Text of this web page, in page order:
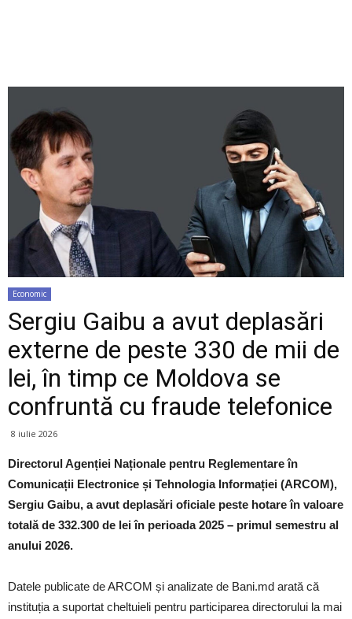
Economic
Sergiu Gaibu a avut deplasări
externe de peste 330 de mii de
lei, în timp ce Moldova se
confruntă cu fraude telefonice
8 iulie 2026
Directorul Agenției Naționale pentru Reglementare în
Comunicații Electronice și Tehnologia Informației (ARCOM),
Sergiu Gaibu, a avut deplasări oficiale peste hotare în valoare
totală de 332.300 de lei în perioada 2025 – primul semestru al
anului 2026.
Datele publicate de ARCOM și analizate de Bani.md arată că
instituția a suportat cheltuieli pentru participarea directorului la mai